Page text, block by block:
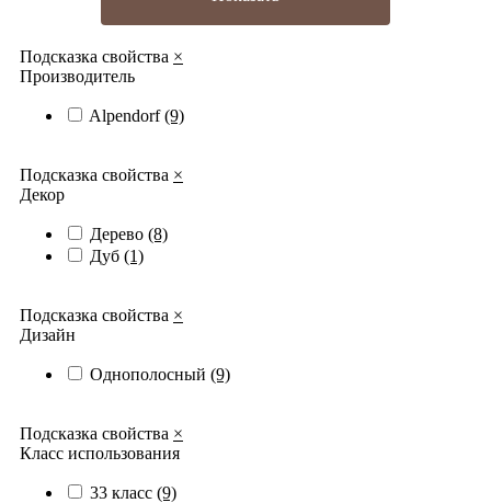
Подсказка свойства ×
Производитель
Alpendorf(9)
Подсказка свойства ×
Декор
Дерево (8)
Дуб (1)
Подсказка свойства ×
Дизайн
Однополосный (9)
Подсказка свойства ×
Класс использования
33 класс (9)